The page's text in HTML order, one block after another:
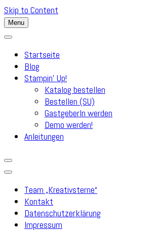
Skip to Content
Menu
Startseite
Blog
Stampin’ Up!
Katalog bestellen
Bestellen (SU)
GastgeberIn werden
Demo werden!
Anleitungen
Team „Kreativsterne“
Kontakt
Datenschutzerklärung
Impressum